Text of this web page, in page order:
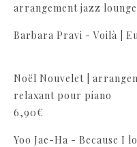
arrangement jazz
Barbara Pravi - Voilà |
Noël Nouvelet |
relaxant pour piano
6,90€
Yoo Jae-Ha - Because I